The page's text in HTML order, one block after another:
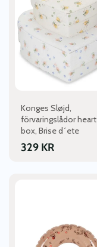
Konges Sløjd,
förvaringslådor heart
box, Brise d´ete
329 KR